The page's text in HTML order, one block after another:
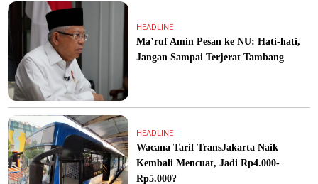
HEADLINE
Ma’ruf Amin Pesan ke NU: Hati-hati,
Jangan Sampai Terjerat Tambang
HEADLINE
Wacana Tarif TransJakarta Naik
Kembali Mencuat, Jadi Rp4.000-
Rp5.000?